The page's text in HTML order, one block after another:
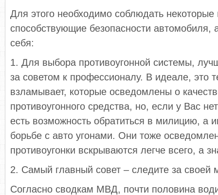
Для этого необходимо соблюдать некоторые
способствующие безопасности автомобиля,
себя:
1. Для выбора противоугонной системы,
за советом к профессионалу. В идеале, это
взламывает, которые осведомлены о
противоугонного средства, но, если у Вас
есть возможность обратиться в милицию, а
борьбе с авто угонами. Они тоже
противоугонки вскрываются легче всего, а
2. Самый главный совет – следите за своей
Согласно сводкам МВД, почти половина